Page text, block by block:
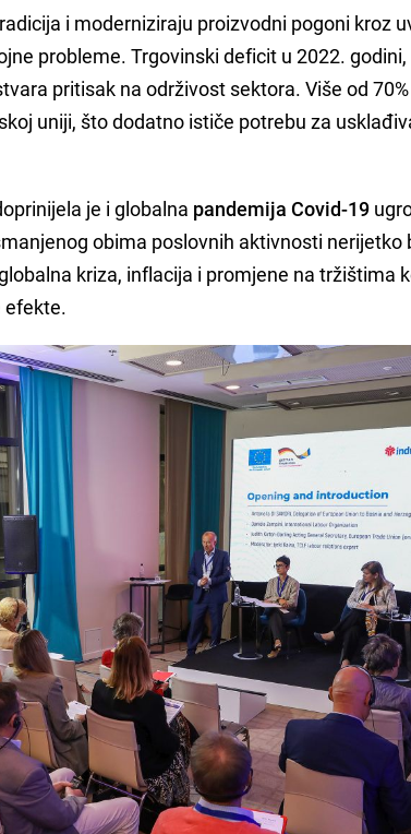
i moderniziraju proizvodni pogoni kroz
probleme. Trgovinski deficit u 2022.
pritisak na održivost sektora. Više od
uniji, što dodatno ističe potrebu za
je i globalna pandemija Covid-19
obima poslovnih aktivnosti nerijetko
kriza, inflacija i promjene na tržištima
efekte.